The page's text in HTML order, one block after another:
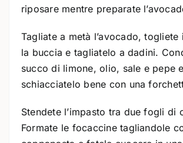
riposare mentre preparate
Tagliate a metà l’avocado,
la buccia e tagliatelo a dadini.
succo di limone, olio, sale e pepe e
schiacciatelo bene con una
Stendete l’impasto tra due fogli di
Formate le focaccine tagliandole